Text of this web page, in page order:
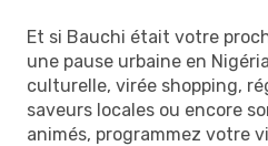
Et si Bauchi était votre
une pause urbaine en
culturelle, virée shopping,
saveurs locales ou encore
animés, programmez votre